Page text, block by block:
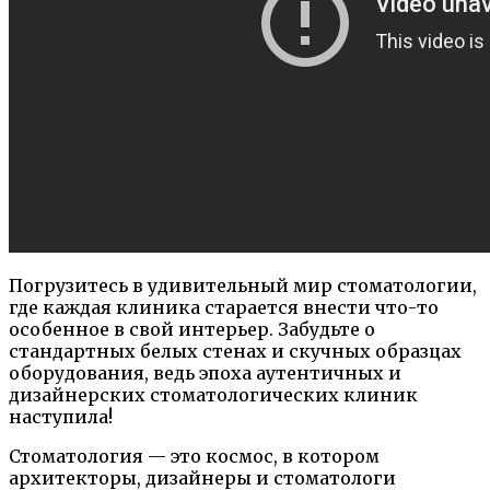
Погрузитесь в удивительный мир стоматологии,
где каждая клиника старается внести что-то
особенное в свой интерьер. Забудьте о
стандартных белых стенах и скучных образцах
оборудования, ведь эпоха аутентичных и
дизайнерских стоматологических клиник
наступила!
Стоматология — это космос, в котором
архитекторы, дизайнеры и стоматологи